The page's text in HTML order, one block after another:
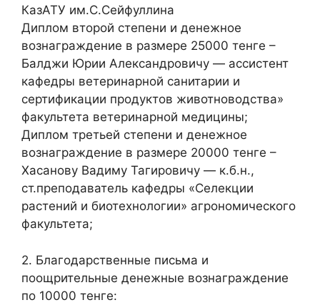
КазАТУ им.С.Сейфуллина
Диплом второй степени и денежное
вознаграждение в размере 25000 тенге –
Балджи Юрии Александровичу — ассистент
кафедры ветеринарной санитарии и
сертификации продуктов животноводства»
факультета ветеринарной медицины;
Диплом третьей степени и денежное
вознаграждение в размере 20000 тенге –
Хасанову Вадиму Тагировичу — к.б.н.,
ст.преподаватель кафедры «Селекции
растений и биотехнологии» агрономического
факультета;
2. Благодарственные письма и
поощрительные денежные вознаграждение
по 10000 тенге: